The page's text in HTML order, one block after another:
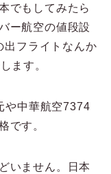
でもしてみたら
ー航空の値段設
出フライトなんか
ます。
や中華航空7374
です。
いません。日本